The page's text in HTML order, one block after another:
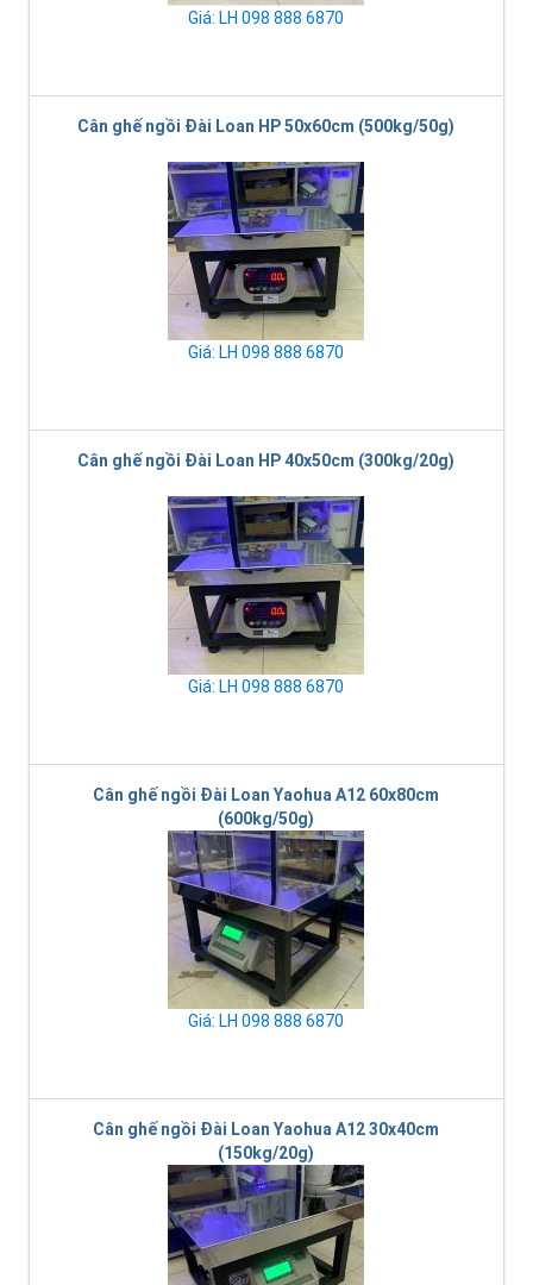
Giá: LH 098 888 6870
Cân ghế ngồi Đài Loan HP 50x60cm (500kg/50g)
Giá: LH 098 888 6870
Cân ghế ngồi Đài Loan HP 40x50cm (300kg/20g)
Giá: LH 098 888 6870
Cân ghế ngồi Đài Loan Yaohua A12 60x80cm
(600kg/50g)
Giá: LH 098 888 6870
Cân ghế ngồi Đài Loan Yaohua A12 30x40cm
(150kg/20g)